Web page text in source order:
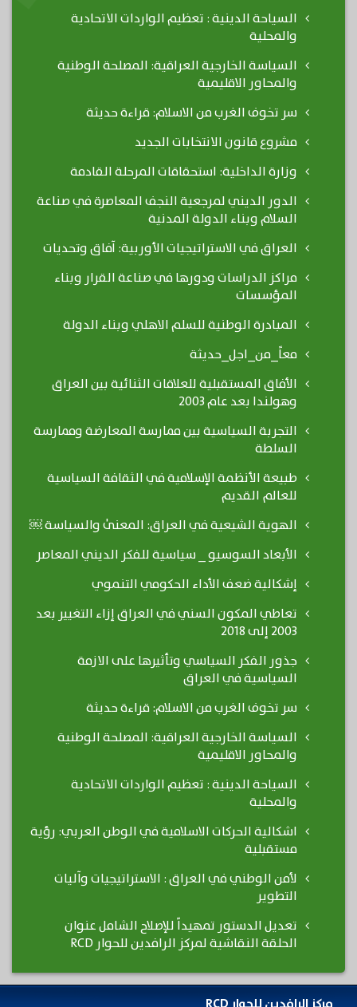
السياحة الدينية : تعظيم الواردات الاتحادية
والمحلية
السياسة الخارجية العراقية: المصلحة الوطنية
والمحاور الاقليمية
سر تخوف الغرب من الاسلام: قراءة حديثة
مشروع قانون الانتخابات الجديد
وزارة الداخلية: استحقاقات المرحلة القادمة
الدور الديني لمرجعية النجف المعاصرة في صناعة
السلام وبناء الدولة المدنية
العراق في الاستراتيجيات الأوربية: آفاق وتحديات
مراكز الدراسات ودورها في صناعة القرار وبناء
المؤسسات
المبادرة الوطنية للسلم الاهلي وبناء الدولة
معاً_من_اجل_حديثة
الأفاق المستقبلية للعلاقات الثنائية بين العراق
وهولندا بعد عام 2003
التجربة السياسية بين ممارسة المعارضة وممارسة
السلطة
طبيعة الأنظمة الإسلامية في الثقافة السياسية
للعالم القديم
الهوية الشيعية في العراق: المعنىٰ والسياسة ￼
الأبعاد السوسيو _ سياسية للفكر الديني المعاصر
إشكالية ضعف الأداء الحكومي التنموي
تعاطي المكون السني في العراق إزاء التغيير بعد
2003 إلى 2018
جذور الفكر السياسي وتأثيرها على الازمة
السياسية في العراق
سر تخوف الغرب من الاسلام: قراءة حديثة
السياسة الخارجية العراقية: المصلحة الوطنية
والمحاور الاقليمية
السياحة الدينية : تعظيم الواردات الاتحادية
والمحلية
اشكالية الحركات الاسلامية في الوطن العربي: رؤية
مستقبلية
لأمن الوطني في العراق : الاستراتيجيات وآليات
التطوير
تعديل الدستور تمهيداً للإصلاح الشامل عنوان
الحلقة النقاشية لمركز الرافدين للحوار RCD